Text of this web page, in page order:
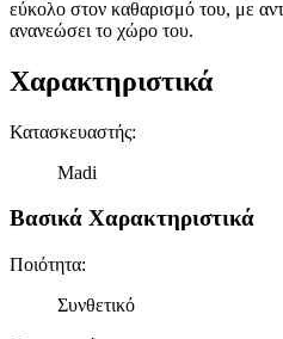
εύκολο στον καθαρισμό του, με
ανανεώσει το χώρο του.
Χαρακτηριστικά
Κατασκευαστής:
Madi
Βασικά Χαρακτηριστικά
Ποιότητα:
Συνθετικό